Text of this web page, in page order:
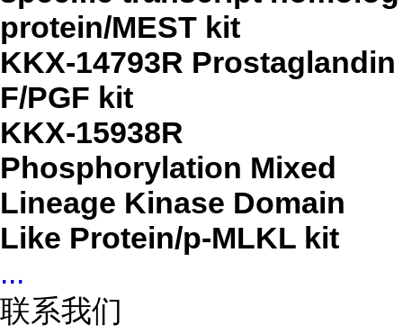
protein/MEST kit
KKX-14793R Prostaglandin
F/PGF kit
KKX-15938R
Phosphorylation Mixed
Lineage Kinase Domain
Like Protein/p-MLKL kit
...
联系我们